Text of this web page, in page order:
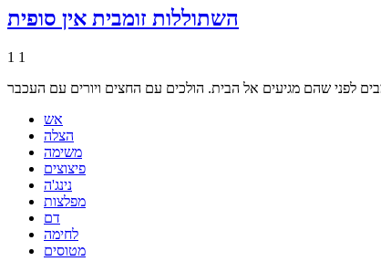
השתוללות זומבית אין סופית
1 1
אש
הצלה
משימה
פיצוצים
נינג'ה
מפלצות
דם
לחימה
מטוסים